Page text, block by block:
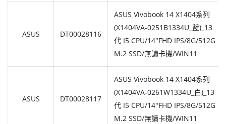
ASUS DT00028116
ASUS Vivobook 14 X1404系列
(X1404VA-0251B1334U_藍)_13
代 I5 CPU/14"FHD IPS/8G/512G
M.2 SSD/無讀卡機/WIN11
ASUS DT00028117
ASUS Vivobook 14 X1404系列
(X1404VA-0261W1334U_白)_13
代 I5 CPU/14"FHD IPS/8G/512G
M.2 SSD/無讀卡機/WIN11